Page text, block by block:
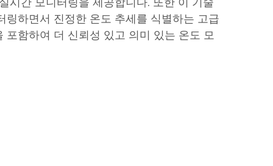
링하면서 진정한 온도 추세를 식별하는 고급
포함하여 더 신뢰성 있고 의미 있는 온도 모